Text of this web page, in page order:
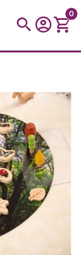
cotxe
Cuina
0